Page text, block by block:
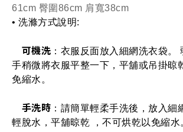
61cm 臀圍86cm 肩寬38cm
• 洗滌方式說明:
可機洗 ：衣服反面放入細網洗衣袋。
手稍微將衣服平整一下，平舖或吊掛晾
免縮水。
手洗時 ：請簡單輕柔手洗後，放入細
輕脫水，平舖晾乾 ，不可烘乾以免縮水